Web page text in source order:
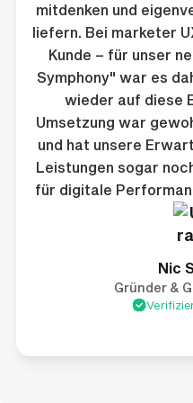
mitdenken und
liefern. Bei marketer
Kunde – für unser
Symphony" war es
wieder auf diese
Umsetzung war
und hat unsere
Leistungen sogar
für digitale
Nic
Gründer &